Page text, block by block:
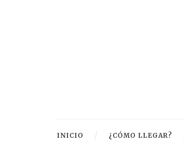
INICIO ¿CÓMO LLEGAR?